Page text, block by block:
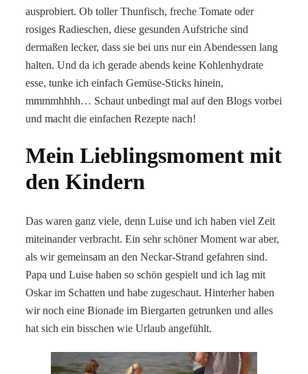
ausprobiert. Ob toller Thunfisch, freche Tomate oder
rosiges Radieschen, diese gesunden Aufstriche sind
dermaßen lecker, dass sie bei uns nur ein Abendessen lang
halten. Und da ich gerade abends keine Kohlenhydrate
esse, tunke ich einfach Gemüse-Sticks hinein,
mmmmhhhh… Schaut unbedingt mal auf den Blogs vorbei
und macht die einfachen Rezepte nach!
Mein Lieblingsmoment mit
den Kindern
Das waren ganz viele, denn Luise und ich haben viel Zeit
miteinander verbracht. Ein sehr schöner Moment war aber,
als wir gemeinsam an den Neckar-Strand gefahren sind.
Papa und Luise haben so schön gespielt und ich lag mit
Oskar im Schatten und habe zugeschaut. Hinterher haben
wir noch eine Bionade im Biergarten getrunken und alles
hat sich ein bisschen wie Urlaub angefühlt.